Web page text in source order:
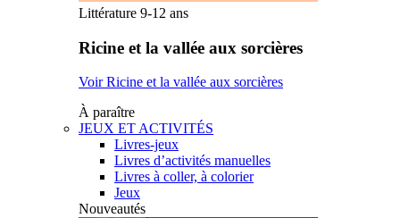
Littérature 9-12 ans
Ricine et la vallée aux sorcières
Voir Ricine et la vallée aux sorcières
À paraître
JEUX ET ACTIVITÉS
Livres-jeux
Livres d’activités manuelles
Livres à coller, à colorier
Jeux
Nouveautés